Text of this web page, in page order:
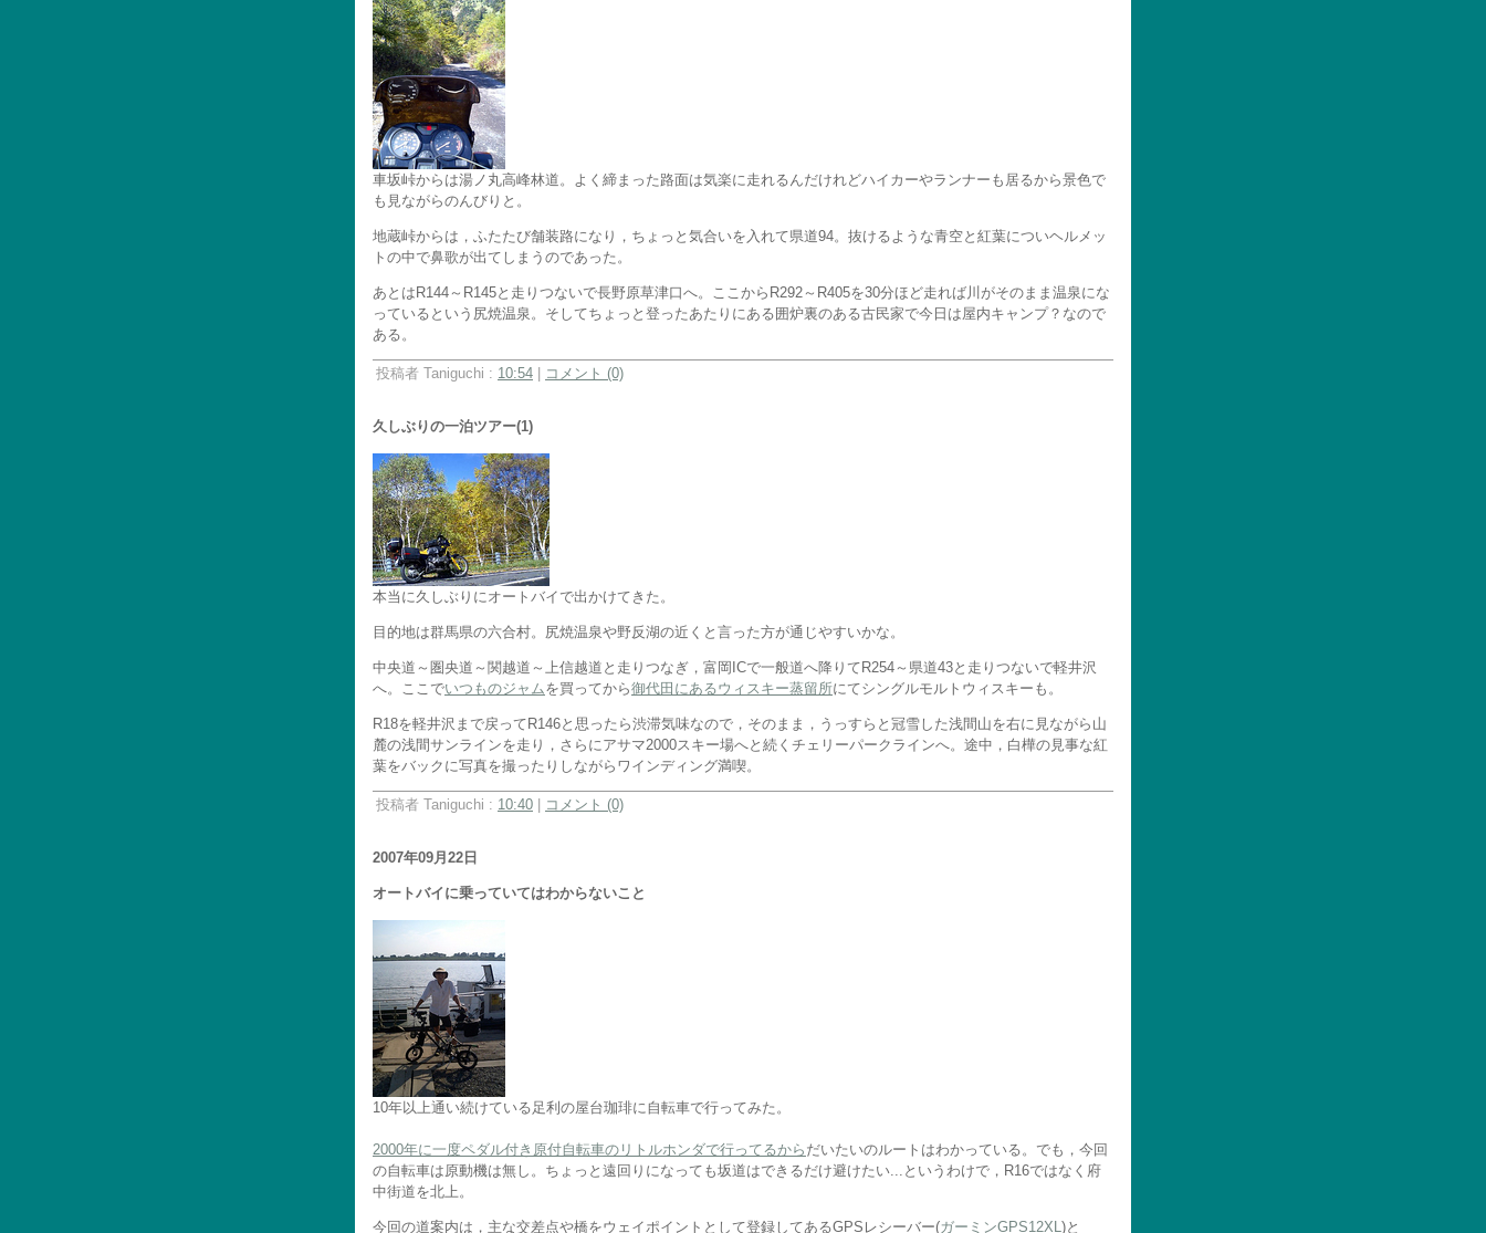
車坂峠からは湯ノ丸高峰林道。よく締まった路面は気楽に走れるんだけれどハイカーやランナーも居るから景色で
も見ながらのんびりと。
地蔵峠からは，ふたたび舗装路になり，ちょっと気合いを入れて県道94。抜けるような青空と紅葉についヘルメッ
トの中で鼻歌が出てしまうのであった。
あとはR144～R145と走りつないで長野原草津口へ。ここからR292～R405を30分ほど走れば川がそのまま温泉にな
っているという尻焼温泉。そしてちょっと登ったあたりにある囲炉裏のある古民家で今日は屋内キャンプ？なので
ある。
投稿者 Taniguchi : 10:54 コメント (0)
久しぶりの一泊ツアー(1)
本当に久しぶりにオートバイで出かけてきた。
目的地は群馬県の六合村。尻焼温泉や野反湖の近くと言った方が通じやすいかな。
中央道～圏央道～関越道～上信越道と走りつなぎ，富岡ICで一般道へ降りてR254～県道43と走りつないで軽井沢
へ。ここでいつものジャムを買ってから御代田にあるウィスキー蒸留所にてシングルモルトウィスキーも。
R18を軽井沢まで戻ってR146と思ったら渋滞気味なので，そのまま，うっすらと冠雪した浅間山を右に見ながら山
麓の浅間サンラインを走り，さらにアサマ2000スキー場へと続くチェリーパークラインへ。途中，白樺の見事な紅
葉をバックに写真を撮ったりしながらワインディング満喫。
投稿者 Taniguchi : 10:40 コメント (0)
2007年09月22日
オートバイに乗っていてはわからないこと
10年以上通い続けている足利の屋台珈琲に自転車で行ってみた。
2000年に一度ペダル付き原付自転車のリトルホンダで行ってるから だいたいのルートはわかっている。でも，今回
の自転車は原動機は無し。ちょっと遠回りになっても坂道はできるだけ避けたい...というわけで，R16ではなく府
中街道を北上。
今回の道案内は，主な交差点や橋をウェイポイントとして登録してあるGPSレシーバー(ガーミンGPS12XL)と